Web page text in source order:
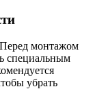
Перед монтажом
специальным
убрать